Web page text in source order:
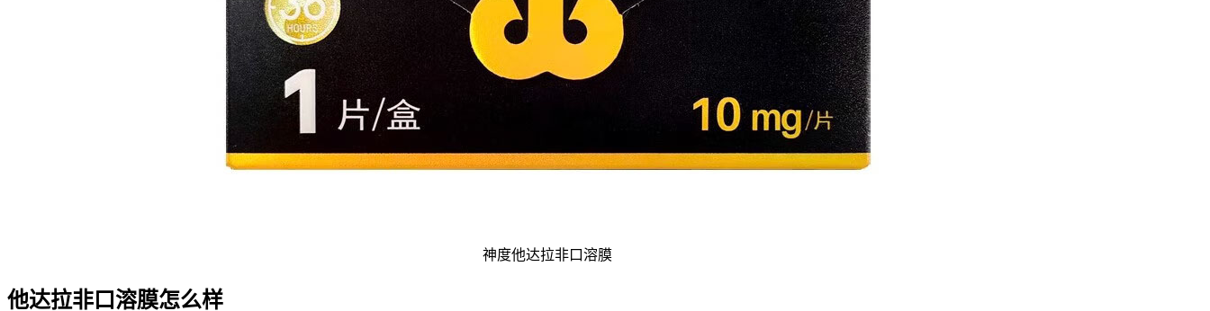
神度他达拉非口溶膜
他达拉非口溶膜怎么样